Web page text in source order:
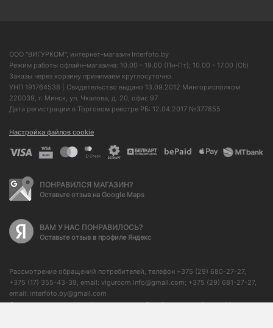
ООО "ВИГУРКОМ", интернет-магазин Interfoto.by
Режим работы офлайн-магазина: 10.00 - 19.00 (Пн-Пт); 10.00 - 17.00 (Сб)
Заказы через корзину принимаем круглосуточно.
УНП 191764538 | Свидетельство выдано 13.09.2012 Мингорисполком
220039, г. Минск, ул. Чкалова, д. 20, офис 97
Дата регистрации в Торговом реестре РБ: 12.04.2017 №377855
Настройка файлов cookie
ПОНРАВИЛСЯ МАГАЗИН?
Оставьте отзыв на Google Maps
ВАМ У НАС ПОНРАВИЛОСЬ?
Оставьте отзыв в профиле Яндекс
Рассмотрение обращений потребителей, телефон +375 (29) 680-27-27,
+375 (17) 355-43-39, email: vigurcom.info@gmail.com; +375 (29) 681-27-27,
email: interfoto.by@gmail.com
Отдел торговли и услуг Администрации Октябрьского района г. Минска: +